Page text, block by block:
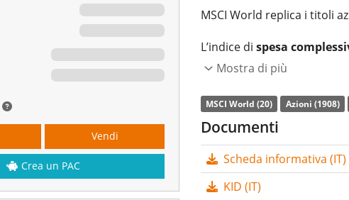
Vendi
Crea un PAC
MSCI World replica i titoli
L’indice di spesa
L’ETF replica la
stesso). I dividendi
(Trimestralmente).
L’ETF iShares MSCI World
grandi con un
Mostra di più
MSCI World (20) Azioni (1908)
Documenti
Scheda informativa (IT)
KID (IT)